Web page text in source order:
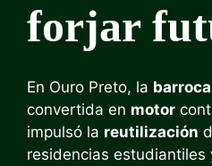
forjar
En Ouro Preto, la barroca
convertida en motor
impulsó la reutilización
residencias estudiantiles